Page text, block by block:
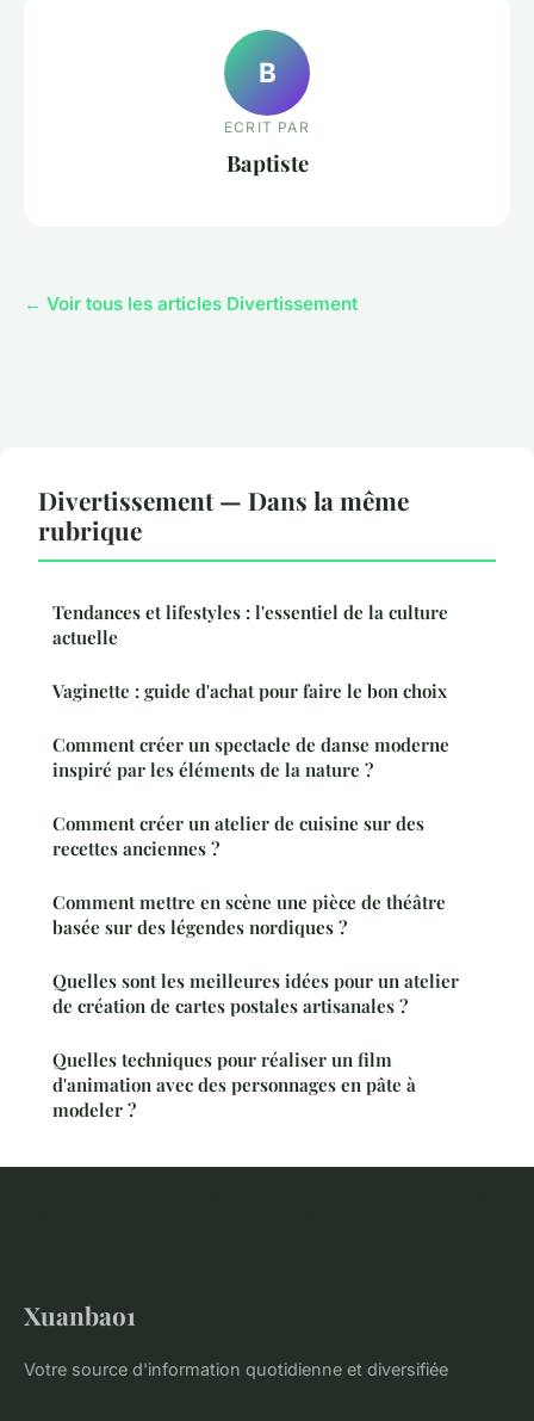
B
ECRIT PAR
Baptiste
← Voir tous les articles Divertissement
Divertissement — Dans la même
rubrique
Tendances et lifestyles : l'essentiel de la culture
actuelle
Vaginette : guide d'achat pour faire le bon choix
Comment créer un spectacle de danse moderne
inspiré par les éléments de la nature ?
Comment créer un atelier de cuisine sur des
recettes anciennes ?
Comment mettre en scène une pièce de théâtre
basée sur des légendes nordiques ?
Quelles sont les meilleures idées pour un atelier
de création de cartes postales artisanales ?
Quelles techniques pour réaliser un film
d'animation avec des personnages en pâte à
modeler ?
Xuanbao1
Votre source d'information quotidienne et diversifiée